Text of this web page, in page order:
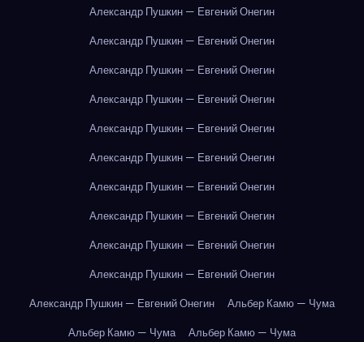
Александр Пушкин — Евгений Онегин
Александр Пушкин — Евгений Онегин
Александр Пушкин — Евгений Онегин
Александр Пушкин — Евгений Онегин
Александр Пушкин — Евгений Онегин
Александр Пушкин — Евгений Онегин
Александр Пушкин — Евгений Онегин
Александр Пушкин — Евгений Онегин
Александр Пушкин — Евгений Онегин
Александр Пушкин — Евгений Онегин
Александр Пушкин — Евгений Онегин
Альбер Камю — Чума
Альбер Камю — Чума
Альбер Камю — Чума